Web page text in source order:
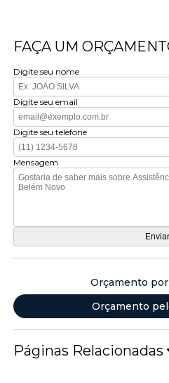
FAÇA UM
Digite seu nome
Digite seu email
Digite seu telefone
Mensagem
Orçamento
Orçamento
Páginas Relacionadas